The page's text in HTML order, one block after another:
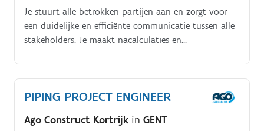
Je stuurt alle betrokken partijen aan en zorgt voor
een duidelijke en efficiënte communicatie tussen alle
stakeholders. Je maakt nacalculaties en
financiële projectcontrole.
PIPING PROJECT ENGINEER
Ago Construct Kortrijk in GENT